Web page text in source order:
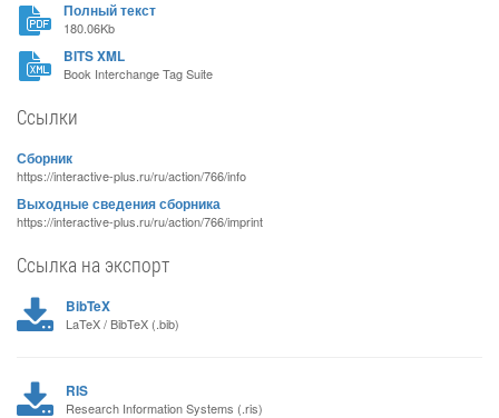
Полный текст
180.06Kb
BITS XML
Book Interchange Tag Suite
Ссылки
Сборник
https://interactive-plus.ru/ru/action/766/info
Выходные сведения сборника
https://interactive-plus.ru/ru/action/766/imprint
Ссылка на экспорт
BibTeX
LaTeX / BibTeX (.bib)
RIS
Research Information Systems (.ris)